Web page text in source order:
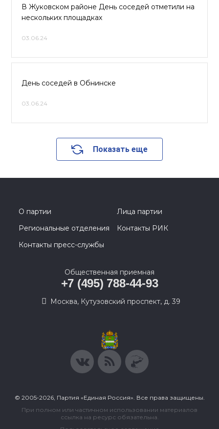
В Жуковском районе День соседей отметили на
нескольких площадках
03.06.24
День соседей в Обнинске
03.06.24
Показать еще
О партии
Лица партии
Региональные отделения
Контакты РИК
Контакты пресс-службы
Общественная приемная
+7 (495) 788-44-93
Москва, Кутузовский проспект, д. 39
© 2005-2026, Партия «Единая Россия». Все права защищены.
При полном или частичном использовании материалов
ссылка на ресурс обязательна.